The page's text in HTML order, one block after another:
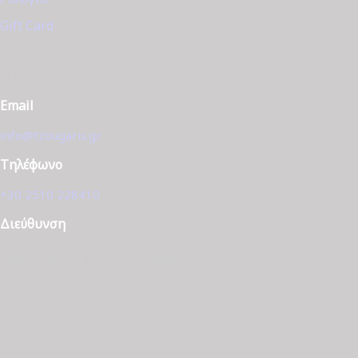
Gift Card
Email
info@tzougaris.gr
Τηλέφωνο
+30 2510 228410
Διεύθυνση